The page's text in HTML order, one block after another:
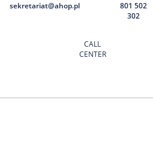
sekretariat@ahop.pl
CALL
CENTER
801 502
302